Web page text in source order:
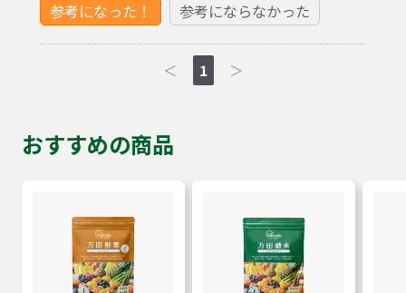
参考になった！ 参考にならなかった
＜ 1 ＞
おすすめの商品